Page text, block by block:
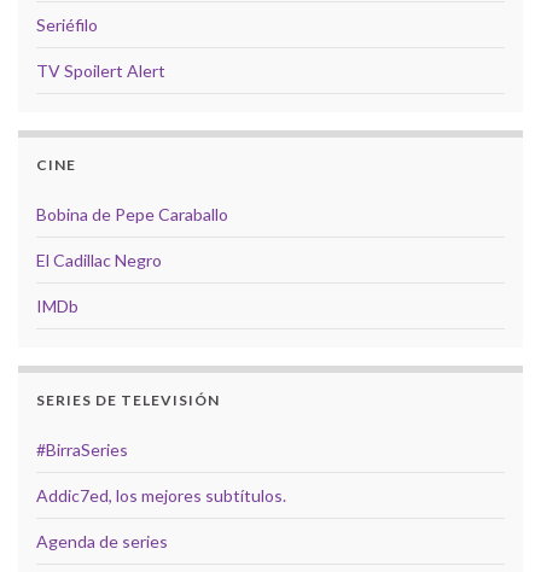
Seriéfilo
TV Spoilert Alert
CINE
Bobina de Pepe Caraballo
El Cadillac Negro
IMDb
SERIES DE TELEVISIÓN
#BirraSeries
Addic7ed, los mejores subtítulos.
Agenda de series